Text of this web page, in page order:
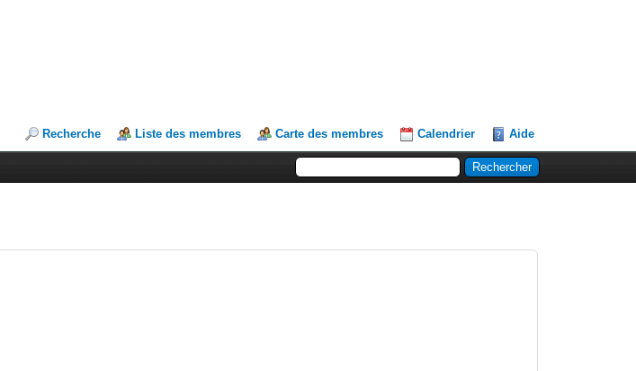
Recherche Liste des membres Carte des membres Calendrier Aide